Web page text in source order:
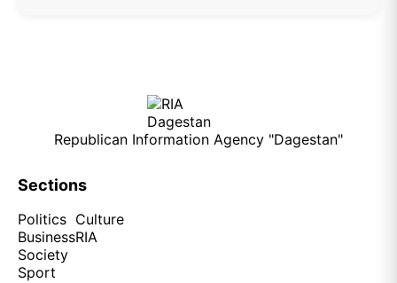
Republican Information Agency "Dagestan"
Sections
Politics
Business
Society
Sport
Culture
RIA